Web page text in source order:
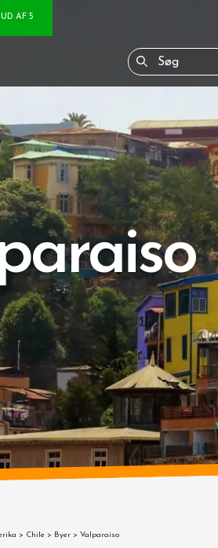
AF 5
> Chile > Byer > Valparaiso